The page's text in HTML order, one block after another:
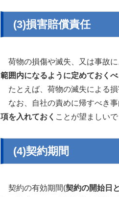
(3)損害賠償責任
荷物の損傷や滅失、又は事故に
範囲内になるように定めておくべ
たとえば、荷物の滅失による損
なお、自社の責めに帰すべき事
項を入れておく ことが望ましいで
(4)契約期間
契約の有効期間(契約の開始日